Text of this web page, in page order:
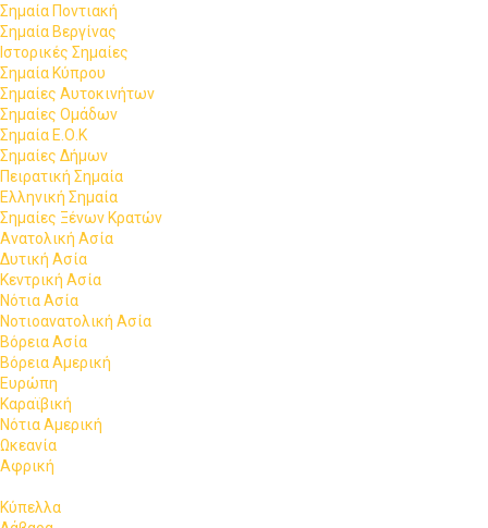
Σημαία Ποντιακή
Σημαία Βεργίνας
Ιστορικές Σημαίες
Σημαία Κύπρου
Σημαίες Αυτοκινήτων
Σημαίες Ομάδων
Σημαία Ε.Ο.Κ
Σημαίες Δήμων
Πειρατική Σημαία
Ελληνική Σημαία
Σημαίες Ξένων Κρατών
Ανατολική Ασία
Δυτική Ασία
Κεντρική Ασία
Νότια Ασία
Νοτιοανατολική Ασία
Βόρεια Ασία
Βόρεια Αμερική
Ευρώπη
Καραϊβική
Νότια Αμερική
Ωκεανία
Αφρική
Κύπελλα